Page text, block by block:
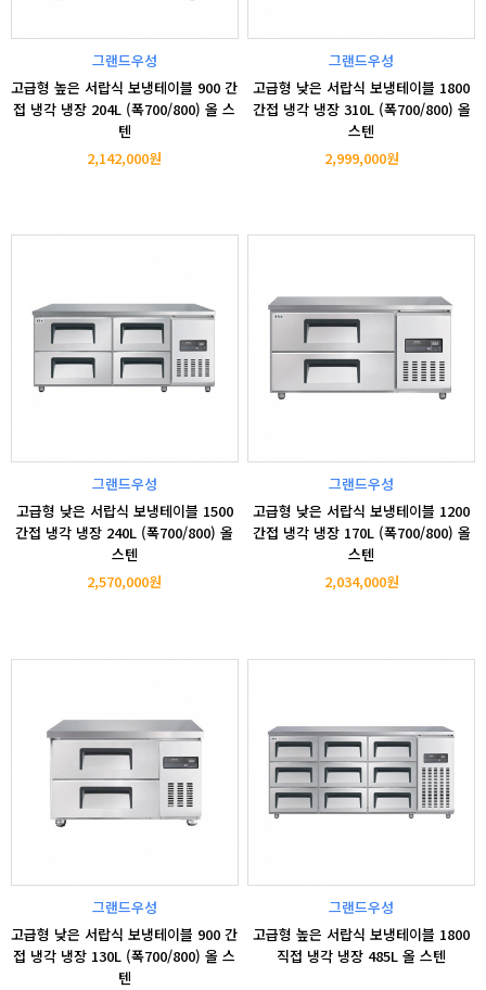
그랜드우성
고급형 높은 서랍식 보냉테이블 900 간
접 냉각 냉장 204L (폭700/800) 올 스
텐
2,142,000원
그랜드우성
고급형 낮은 서랍식 보냉테이블 1800
간접 냉각 냉장 310L (폭700/800) 올
스텐
2,999,000원
그랜드우성
고급형 낮은 서랍식 보냉테이블 1500
간접 냉각 냉장 240L (폭700/800) 올
스텐
2,570,000원
그랜드우성
고급형 낮은 서랍식 보냉테이블 1200
간접 냉각 냉장 170L (폭700/800) 올
스텐
2,034,000원
그랜드우성
고급형 낮은 서랍식 보냉테이블 900 간
접 냉각 냉장 130L (폭700/800) 올 스
텐
그랜드우성
고급형 높은 서랍식 보냉테이블 1800
직접 냉각 냉장 485L 올 스텐